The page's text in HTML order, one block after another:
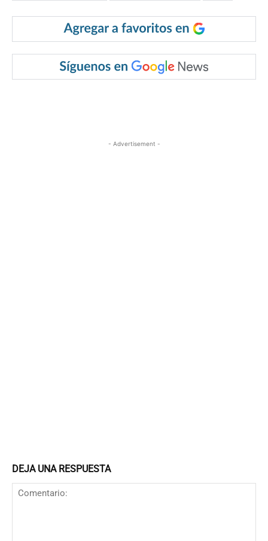
- Advertisement -
DEJA UNA RESPUESTA